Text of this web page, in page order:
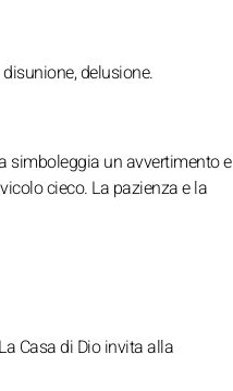
delusione.
simboleggia un avvertimento e
cieco. La pazienza e la
Casa di Dio invita alla